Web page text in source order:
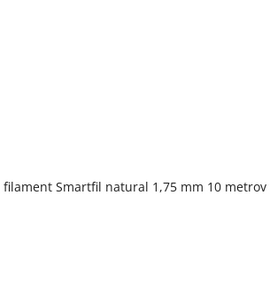
filament Smartfil natural 1,75 mm 10 metrov